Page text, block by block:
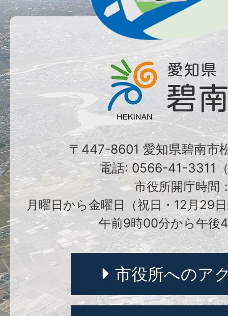
〒447-8601 愛知県碧南市
電話: 0566-41-3311
市役所開庁時間
月曜日から金曜日（祝日・12月29
午前9時00分から午後
市役所へのア